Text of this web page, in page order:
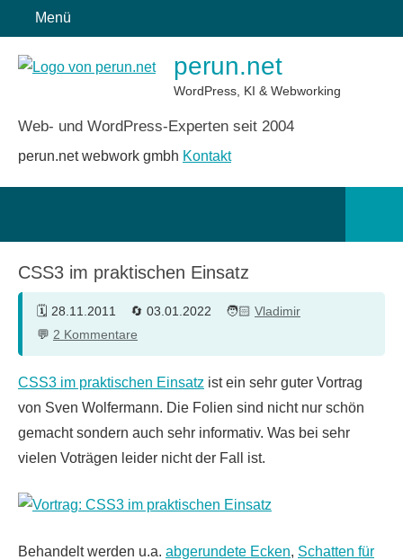
Inhalt
springen
Menü
perun.net
WordPress, KI & Webworking
Web- und WordPress-Experten seit 2004
perun.net webwork gmbh Kontakt
CSS3 im praktischen Einsatz
28.11.2011 03.01.2022
Vladimir
2 Kommentare
CSS3 im praktischen Einsatz ist ein sehr guter Vortrag
von Sven Wolfermann. Die Folien sind nicht nur schön
gemacht sondern auch sehr informativ. Was bei sehr
vielen Voträgen leider nicht der Fall ist.
Behandelt werden u.a. abgerundete Ecken, Schatten für